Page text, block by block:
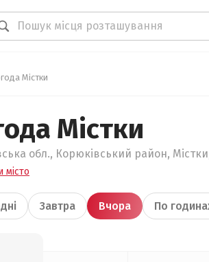
Містки
Містки
обл., Корюківський район,
місто
Завтра Вчора По